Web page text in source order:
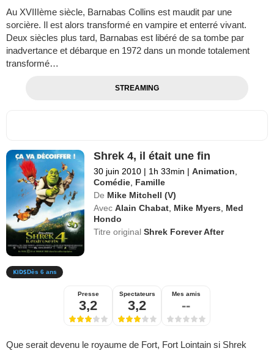
Au XVIIIème siècle, Barnabas Collins est maudit par une
sorcière. Il est alors transformé en vampire et enterré vivant.
Deux siècles plus tard, Barnabas est libéré de sa tombe par
inadvertance et débarque en 1972 dans un monde totalement
transformé…
STREAMING
Shrek 4, il était une fin
30 juin 2010 | 1h 33min | Animation
Comédie Famille
De Mike Mitchell (V)
Avec Alain Chabat Mike Myers
Med
Hondo
Titre originalShrek Forever After
Dès 6 ans
Presse
3,2
Spectateurs
3,2
Mes amis
--
Que serait devenu le royaume de Fort, Fort Lointain si Shrek